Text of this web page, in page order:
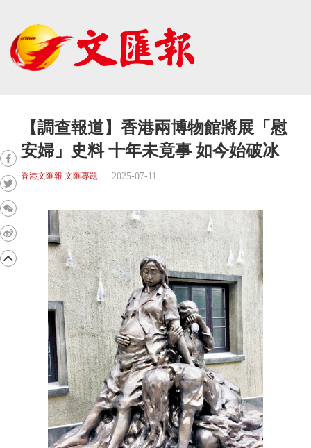
【調查報道】香港兩博物館將展「慰
安婦」史料 十年未竟事 如今始破冰
香港文匯報 文匯專題 2025-07-11